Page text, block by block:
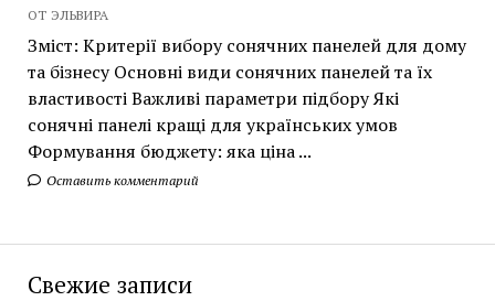
ОТ ЭЛЬВИРА
Зміст: Критерії вибору сонячних панелей для дому
та бізнесу Основні види сонячних панелей та їх
властивості Важливі параметри підбору Які
сонячні панелі кращі для українських умов
Формування бюджету: яка ціна ...
Оставить комментарий
Свежие записи